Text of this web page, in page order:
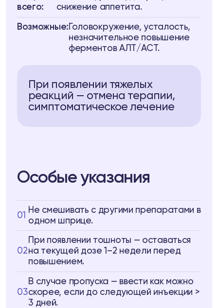
всего:
снижение аппетита.
Возможные: Головокружение, усталость,
незначительное повышение
ферментов АЛТ/АСТ.
При появлении тяжелых
реакций — отмена терапии,
симптоматическое лечение
Особые указания
01
Не смешивать с другими препаратами в
одном шприце.
02
При появлении тошноты — оставаться
на текущей дозе 1–2 недели перед
повышением.
03
В случае пропуска — ввести как можно
скорее, если до следующей инъекции >
3 дней.